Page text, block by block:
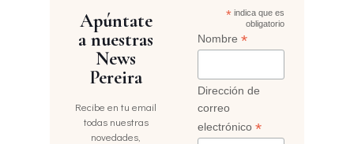
Apúntate
a nuestras
News
Pereira
Recibe en tu email
todas nuestras
novedades,
* indica que es
obligatorio
Nombre *
Dirección de
correo
electrónico *